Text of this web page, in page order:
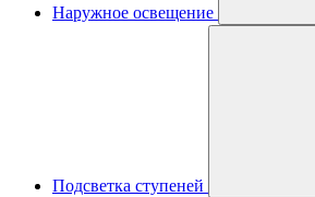
Наружное освещение
Подсветка ступеней